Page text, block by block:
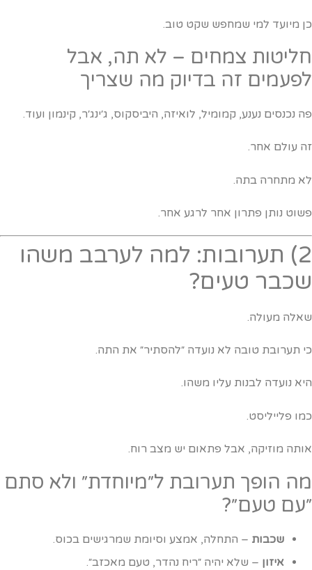
מיועד למי שמחפש שקט טוב.
צמחים – לא תה, אבל
זה בדיוק מה שצריך
נכנסים נענע, קמומיל, לואיזה, היביסקוס, ג׳ינג׳ר, קינמון ועוד.
עולם אחר.
מתחרה בתה.
נותן פתרון אחר לרגע אחר.
2) תערובות: למה לערבב משהו
טעים?
מעולה.
תערובת טובה לא נועדה ״להסתיר״ את התה.
נועדה לבנות עליו משהו.
פלייליסט.
מוזיקה, אבל פתאום יש מצב רוח.
הופך תערובת ל״מיוחדת״ ולא סתם
טעם״?
שכבות– התחלה, אמצע וסיומת שמרגישים בכוס.
איזון– שלא יהיה ״ריח נהדר, טעם מאכזב״.